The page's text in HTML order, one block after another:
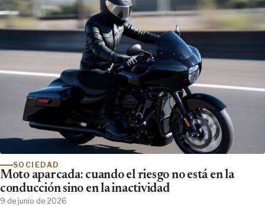
SOCIEDAD
Moto aparcada: cuando el riesgo no está en la
conducción sino en la inactividad
9 de junio de 2026